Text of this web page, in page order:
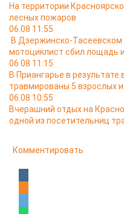
На территории
лесных пожаров
06.08 11:55
В Дзержинско-Тасеевском
мотоциклист сбил лощадь
06.08 11:15
В Приангарье в
травмированы 5 взрослых
06.08 10:55
Вчерашний отдых на
одной из посетительниц
Комментировать